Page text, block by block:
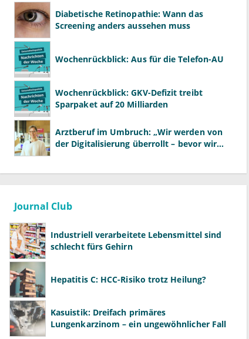
Diabetische Retinopathie: Wann das
Screening anders aussehen muss
Wochenrückblick: Aus für die Telefon-AU
Wochenrückblick: GKV-Defizit treibt
Sparpaket auf 20 Milliarden
Arztberuf im Umbruch: „Wir werden von
der Digitalisierung überrollt – bevor wir
Journal Club
Industriell verarbeitete Lebensmittel sind
schlecht fürs Gehirn
Hepatitis C: HCC-Risiko trotz Heilung?
Kasuistik: Dreifach primäres
Lungenkarzinom – ein ungewöhnlicher Fall